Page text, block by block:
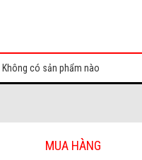
Không có sản phẩm nào
MUA HÀNG